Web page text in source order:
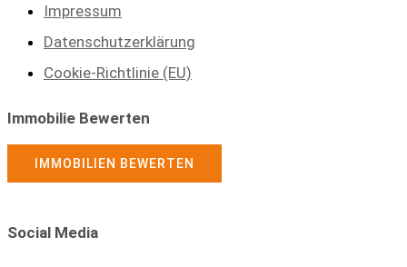
Impressum
Datenschutzerklärung
Cookie-Richtlinie (EU)
Immobilie Bewerten
IMMOBILIEN BEWERTEN
Social Media